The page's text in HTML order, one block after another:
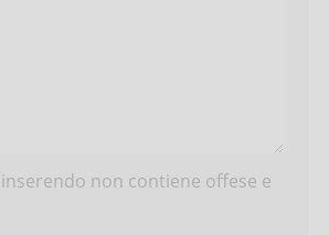
non contiene offese e